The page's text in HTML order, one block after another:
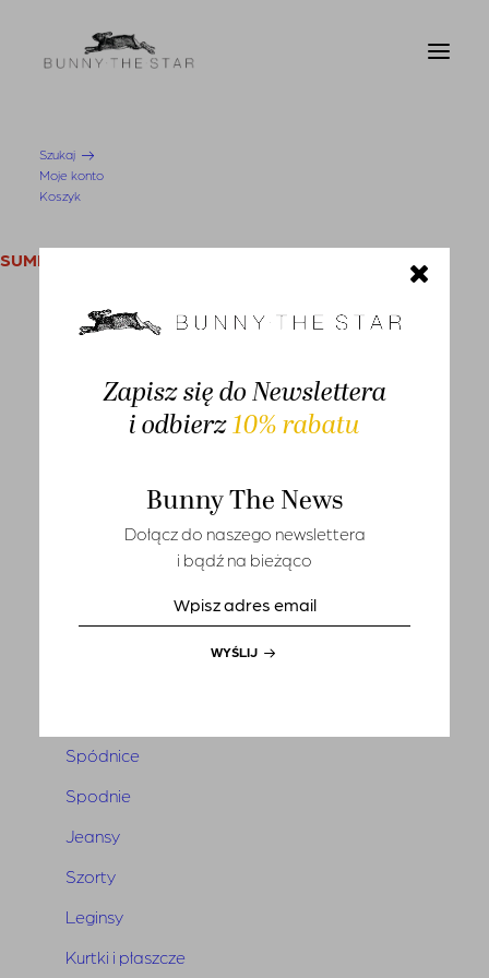
Zapisz się do Newslettera
i odbierz10% rabatu
Bunny The News
Dołącz do naszego newslettera
i bądź na bieżąco
WYŚLIJ
Szukaj
Moje konto
Koszyk
SUMMER SALE
KOBIETA
Bluzy
Tuniki i narzutki
Spódnice
Spodnie
Jeansy
Szorty
Leginsy
Kurtki i płaszcze
Strona Główna